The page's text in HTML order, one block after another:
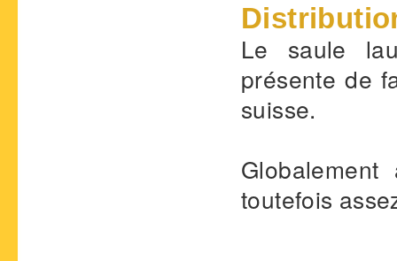
Le saule
présente de
suisse.
toutefois